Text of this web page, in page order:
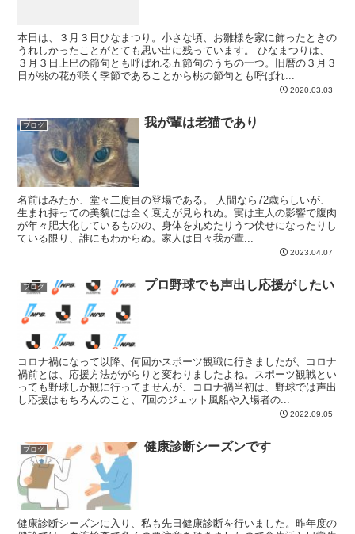
本日は、３月３日ひなまつり。小さな頃、お雛様を家に飾ったときの
うれしかったことがとても思い出に残っています。 ひなまつりは、
３月３日上巳の節句とも呼ばれる五節句のうちの一つ。旧暦の３月３
日が桃の花が咲く季節であることから桃の節句とも呼ばれ...
2020.03.03
ブログ 我が輩は老猫であり
名前はみたか、堂々二度目の登場である。 人間なら72歳らしいが、
生まれ持っての美貌には全く衰えが見られぬ。実は主人の影響で腹肉
が年々肥大化しているものの、身体を丸めたりうつ伏せになったりし
ている限り、誰にもわからぬ。家人は日々我が輩...
2023.04.07
ブログ プロ野球でも声出し応援がしたい
コロナ禍になって以降、何回かスポーツ観戦に行きましたが、コロナ
禍前とは、応援方法ががらりと変わりましたよね。スポーツ観戦とい
っても野球しか観に行ってませんが、コロナ禍当初は、野球では声出
し応援はもちろんのこと、7回のジェット風船や入場者の...
2022.09.05
ブログ 健康診断シーズンです
健康診断シーズンに入り、私も先日健康診断を行いました。昨年度の